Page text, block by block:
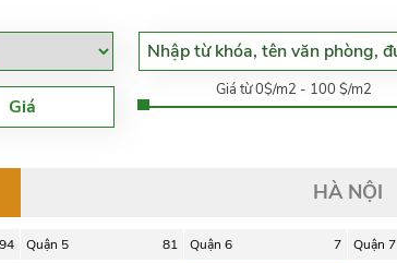
Giá
Giá từ 0$/m2 - 100 $/m2
HÀ NỘI
94 Quận 5 81 Quận 6 7 Quận 7